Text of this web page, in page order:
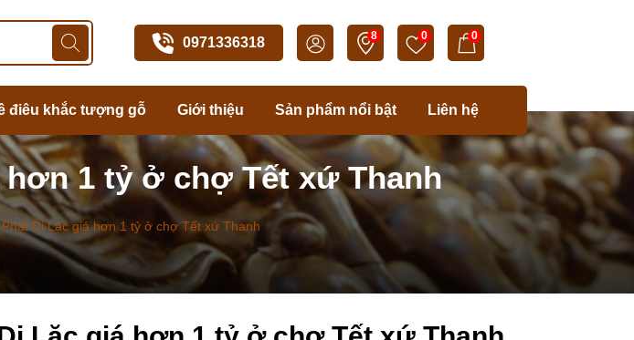
0971336318 8 0 0
điêu khắc tượng gỗ Giới thiệu Sản phẩm nổi bật Liên hệ
1 tỷ ở chợ Tết xứ Thanh
Di Lặc giá hơn 1 tỷ ở chợ Tết xứ Thanh